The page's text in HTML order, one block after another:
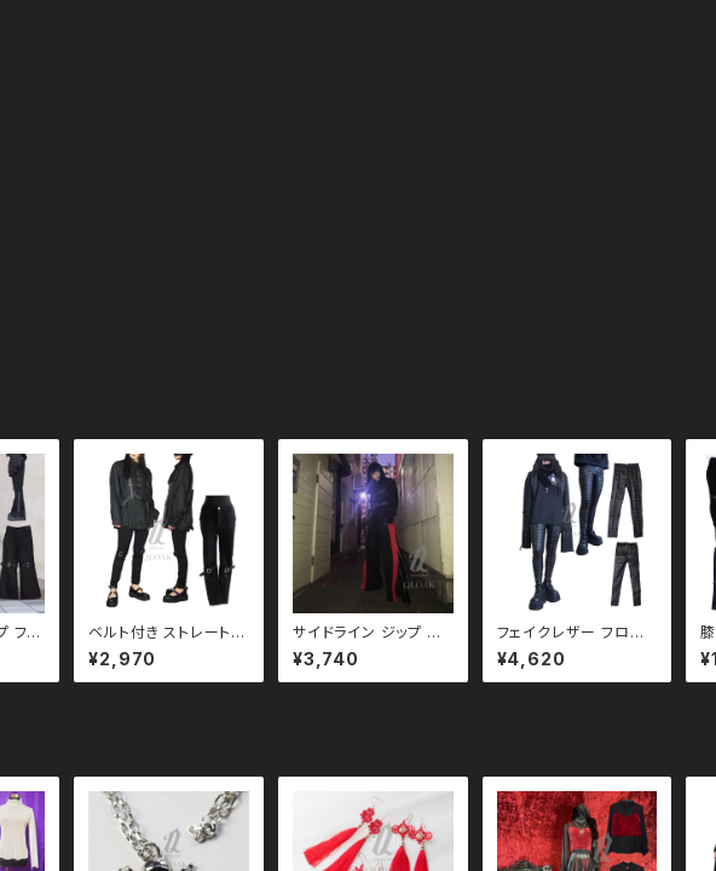
フレ
ベルト付き ストレート
パンツ レギンス レギパ
ン qbo110043 モノ
トーン ブラックコーデ
的
¥2,970
サイドライン ジップ パ
ンツ ３color qbo11
0004 ユニセックス
韓国ファッション ストリ
¥3,740
フェイクレザー フロント
レースアップ 編み上
げ レギパン qbo1100
12 モノトーン ブラック
ート系 原宿 個性的
¥4,620